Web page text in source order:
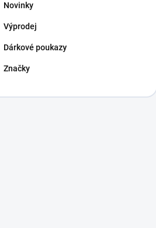
Novinky
Výprodej
Dárkové poukazy
Značky